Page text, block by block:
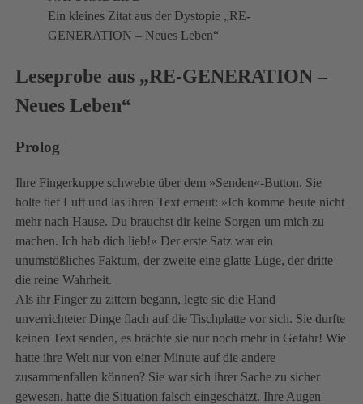
Ein kleines Zitat aus der Dystopie „RE-
GENERATION – Neues Leben“
Leseprobe aus „RE-GENERATION –
Neues Leben“
Prolog
Ihre Fingerkuppe schwebte über dem »Senden«-Button. Sie
holte tief Luft und las ihren Text erneut: »Ich komme heute nicht
mehr nach Hause. Du brauchst dir keine Sorgen um mich zu
machen. Ich hab dich lieb!« Der erste Satz war ein
unumstößliches Faktum, der zweite eine glatte Lüge, der dritte
die reine Wahrheit.
Als ihr Finger zu zittern begann, legte sie die Hand
unverrichteter Dinge flach auf die Tischplatte vor sich. Sie durfte
keinen Text senden, es brächte sie nur noch mehr in Gefahr! Wie
hatte ihre Welt nur von einer Minute auf die andere
zusammenfallen können? Sie war sich ihrer Sache zu sicher
gewesen, hatte die Situation falsch eingeschätzt. Ihre Augen